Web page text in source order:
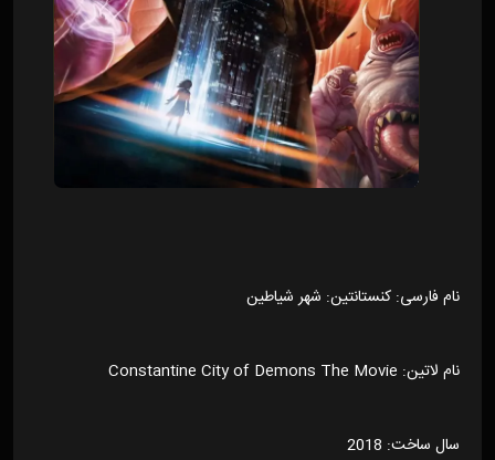
نام فارسی: کنستانتین: شهر شیاطین
نام لاتین: Constantine City of Demons The Movie
سال ساخت: 2018